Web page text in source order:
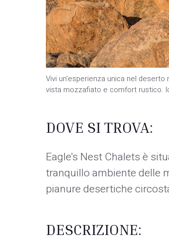
Vivi un'esperienza unica nel
vista mozzafiato e comfort rustico.
DOVE SI TROVA:
Eagle's Nest Chalets è
tranquillo ambiente delle
pianure desertiche
DESCRIZIONE: